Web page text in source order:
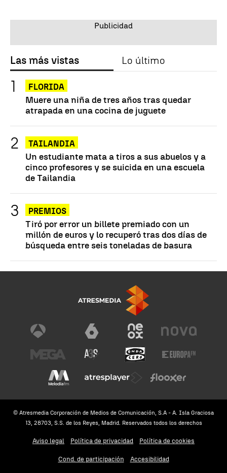
Las más vistas Lo último
FLORIDA
Muere una niña de tres años tras quedar
atrapada en una cocina de juguete
TAILANDIA
Un estudiante mata a tiros a sus abuelos y a
cinco profesores y se suicida en una escuela
de Tailandia
PREMIOS
Tiró por error un billete premiado con un
millón de euros y lo recuperó tras dos días de
búsqueda entre seis toneladas de basura
© Atresmedia Corporación de Medios de Comunicación, S.A - A. Isla Graciosa
13, 28703, S.S. de los Reyes, Madrid. Reservados todos los derechos
Aviso legal Política de privacidad Política de cookies
Cond. de participación Accesibilidad